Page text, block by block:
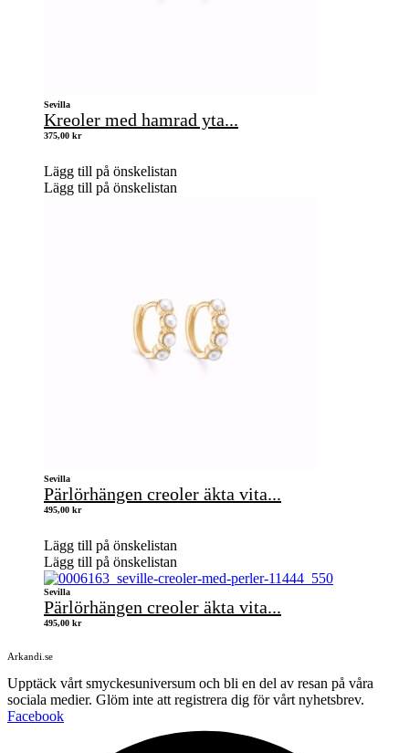
Sevilla
Kreoler med hamrad yta...
375,00 kr
Lägg till på önskelistan
Lägg till på önskelistan
Sevilla
Pärlörhängen creoler äkta vita...
495,00 kr
Lägg till på önskelistan
Lägg till på önskelistan
Sevilla
Pärlörhängen creoler äkta vita...
495,00 kr
Arkandi.se
Upptäck vårt smyckesuniversum och bli en del av resan på våra
sociala medier. Glöm inte att registrera dig för vårt nyhetsbrev.
Facebook